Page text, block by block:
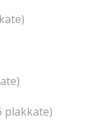
plakkate)